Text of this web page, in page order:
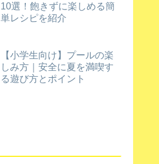
10選！飽きずに楽しめる簡
単レシピを紹介
【小学生向け】プールの楽
しみ方｜安全に夏を満喫す
る遊び方とポイント